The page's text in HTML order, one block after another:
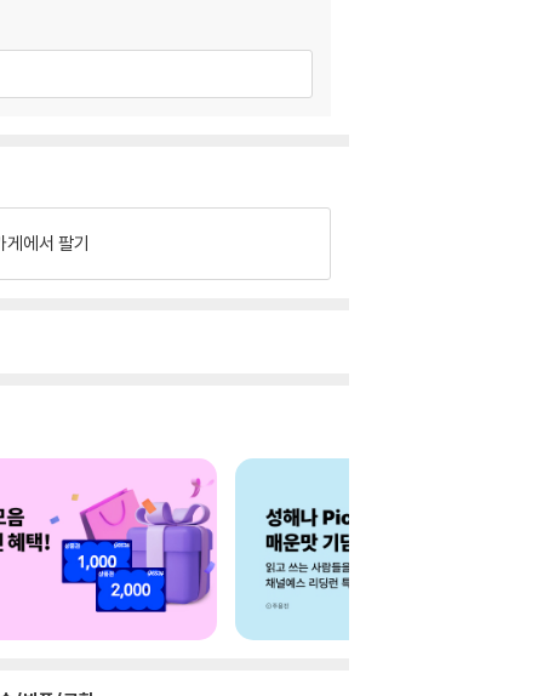
게에서 팔기